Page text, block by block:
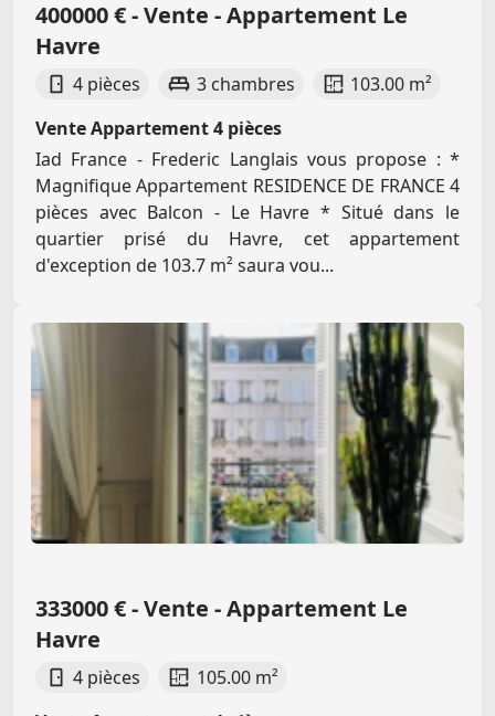
400000 € - Vente - Appartement Le
Havre
4 pièces 3 chambres
103.00 m²
Vente Appartement 4 pièces
Iad France - Frederic Langlais vous propose : *
Magnifique Appartement RESIDENCE DE FRANCE 4
pièces avec Balcon - Le Havre * Situé dans le
quartier prisé du Havre, cet appartement
d'exception de 103.7 m² saura vou...
333000 € - Vente - Appartement Le
Havre
4 pièces
105.00 m²